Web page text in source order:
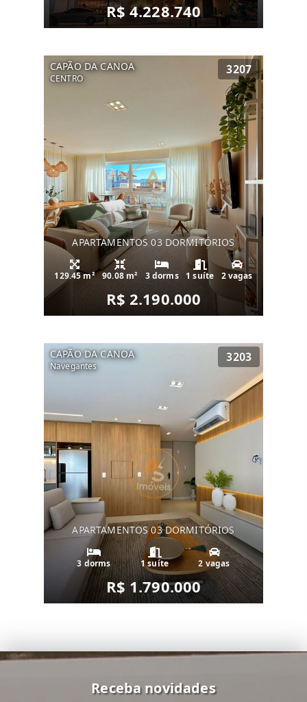
R$ 4.228.740
CAPÃO DA CANOA
CENTRO
3207
APARTAMENTOS 03 DORMITÓRIOS
129.45 m² 90.08 m² 3 dorms 1 suíte 2 vagas
R$ 2.190.000
CAPÃO DA CANOA
Navegantes
3203
APARTAMENTOS 03 DORMITÓRIOS
3 dorms 1 suíte 2 vagas
R$ 1.790.000
Receba novidades